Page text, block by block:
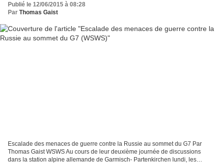
Publié le 12/06/2015 à 08:28
Par Thomas Gaist
Escalade des menaces de guerre contre la Russie au sommet du G7 Par
Thomas Gaist WSWS Au cours de leur deuxième journée de discussions
dans la station alpine allemande de Garmisch- Partenkirchen lundi, les